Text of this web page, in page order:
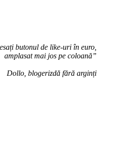
butonul de like-uri în euro,
amplasat mai jos pe coloană”
Dollo, blogerizdă fără arginți